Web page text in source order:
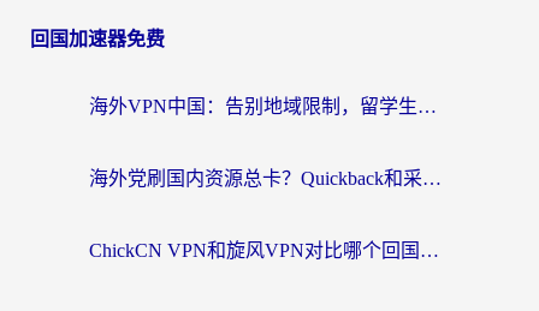
回国加速器免费
海外VPN中国：告别地域限制，留学生与华人如何轻松刷国内剧、玩国服？
海外党刷国内资源总卡？Quickback和采集蜂好用吗？这篇指南帮你避坑
ChickCN VPN和旋风VPN对比哪个回国效果更好？海外党亲测实用指南